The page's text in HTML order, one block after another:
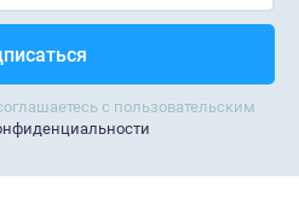
с пользовательским